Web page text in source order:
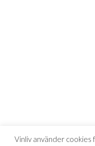
Vinliv använder